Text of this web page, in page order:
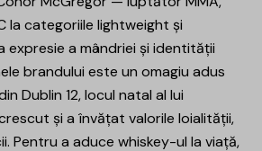
la categoriile lightweight și
a mândriei și identității
brandului este un omagiu adus
Dublin 12, locul natal al lui
și a învățat valorile loialității,
Pentru a aduce whiskey-ul la viață,